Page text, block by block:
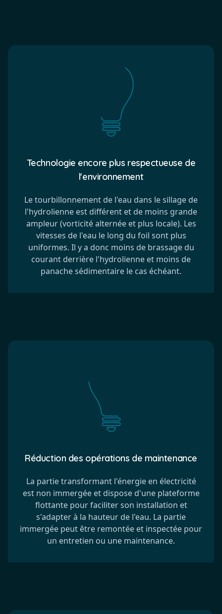
Technologie encore plus respectueuse de
l'environnement
Le tourbillonnement de l'eau dans le sillage de
l'hydrolienne est différent et de moins grande
ampleur (vorticité alternée et plus locale). Les
vitesses de l'eau le long du foil sont plus
uniformes. Il y a donc moins de brassage du
courant derrière l'hydrolienne et moins de
panache sédimentaire le cas échéant.
Réduction des opérations de maintenance
La partie transformant l'énergie en électricité
est non immergée et dispose d'une plateforme
flottante pour faciliter son installation et
s'adapter à la hauteur de l'eau. La partie
immergée peut être remontée et inspectée pour
un entretien ou une maintenance.